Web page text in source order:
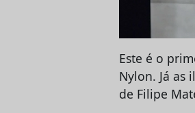
Este é o
Nylon. Já as
de Filipe